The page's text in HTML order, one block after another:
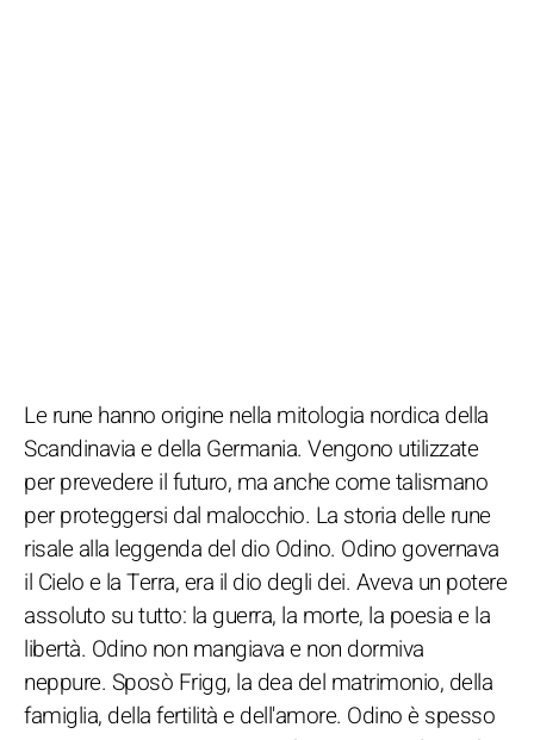
Le rune hanno origine nella mitologia nordica della
Scandinavia e della Germania. Vengono utilizzate
per prevedere il futuro, ma anche come talismano
per proteggersi dal malocchio. La storia delle rune
risale alla leggenda del dio Odino. Odino governava
il Cielo e la Terra, era il dio degli dei. Aveva un potere
assoluto su tutto: la guerra, la morte, la poesia e la
libertà. Odino non mangiava e non dormiva
neppure. Sposò Frigg, la dea del matrimonio, della
famiglia, della fertilità e dell'amore. Odino è spesso